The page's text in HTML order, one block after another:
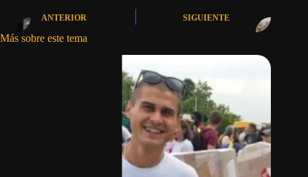
ANTERIOR SIGUIENTE
Más sobre este tema